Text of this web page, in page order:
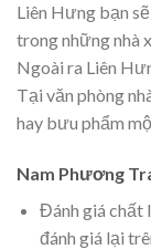
Liên Hưng bạn
trong những nhà
Ngoài ra Liên
Tại văn phòng
hay bưu phẩm
Nam Phương
Đánh giá chất
đánh giá lại